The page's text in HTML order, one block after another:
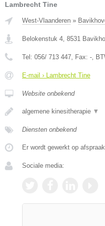
Lambrecht Tine
West-Vlaanderen »
Belokenstuk 4, 8531
Tel: 056/ 713 447, Fax: -,
E-mail › Lambrecht Tine
Website onbekend
algemene kinesitherapie ▼
Diensten onbekend
Er wordt gewerkt op
Sociale media: